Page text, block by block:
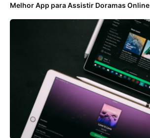
Melhor App para Assistir Doramas Online